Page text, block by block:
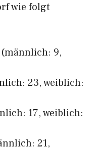
wie folgt
9,
23, weiblich:
17, weiblich:
21,